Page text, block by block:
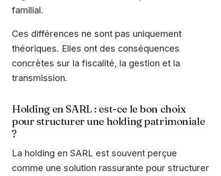
familial.
Ces différences ne sont pas uniquement
théoriques. Elles ont des conséquences
concrètes sur la fiscalité, la gestion et la
transmission.
Holding en SARL : est-ce le bon choix
pour structurer une holding patrimoniale
?
La holding en SARL est souvent perçue
comme une solution rassurante pour structurer